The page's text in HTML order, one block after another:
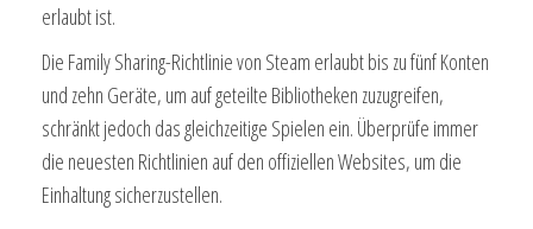
erlaubt ist.
Die Family Sharing-Richtlinie von Steam erlaubt bis zu fünf Konten
und zehn Geräte, um auf geteilte Bibliotheken zuzugreifen,
schränkt jedoch das gleichzeitige Spielen ein. Überprüfe immer
die neuesten Richtlinien auf den offiziellen Websites, um die
Einhaltung sicherzustellen.